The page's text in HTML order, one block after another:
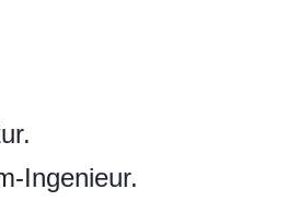
Ingenieur.